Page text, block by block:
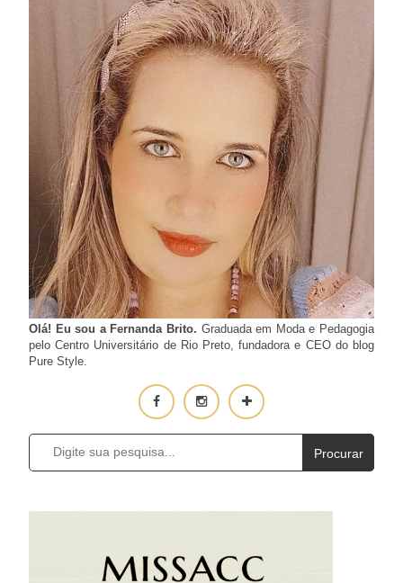
Olá! Eu sou a Fernanda Brito. Graduada em Moda e Pedagogia
pelo Centro Universitário de Rio Preto, fundadora e CEO do blog
Pure Style.
Procurar